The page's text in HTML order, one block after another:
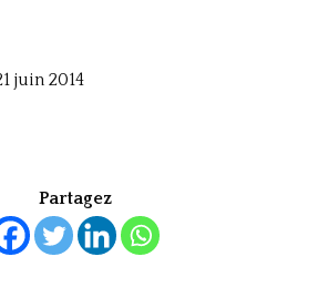
juin 2014
Partagez